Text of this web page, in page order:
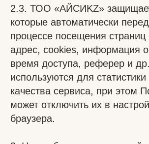
4.2. Персональные данные Пользователей
для достижения целей обработки, либо в
течение сроков, установленных
законодательством РК.
4.3. Пользователь соглашается с тем, что
Администрация вправе передавать
персональные данные третьим лицам
заказа.
4.4. Персональные данные могут быть
переданы госорганам РК в случаях,
установленных законом.